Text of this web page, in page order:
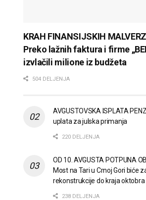
KRAH FINANSIJSKIH
Preko lažnih faktura i firme
izvlačili milione iz budžeta
504 DELJENJA
AVGUSTOVSKA ISPLATA
uplata za julska primanja
220 DELJENJA
OD 10. AVGUSTA POTPUNA
Most na Tari u Crnoj Gori biće
rekonstrukcije do kraja oktobra
238 DELJENJA